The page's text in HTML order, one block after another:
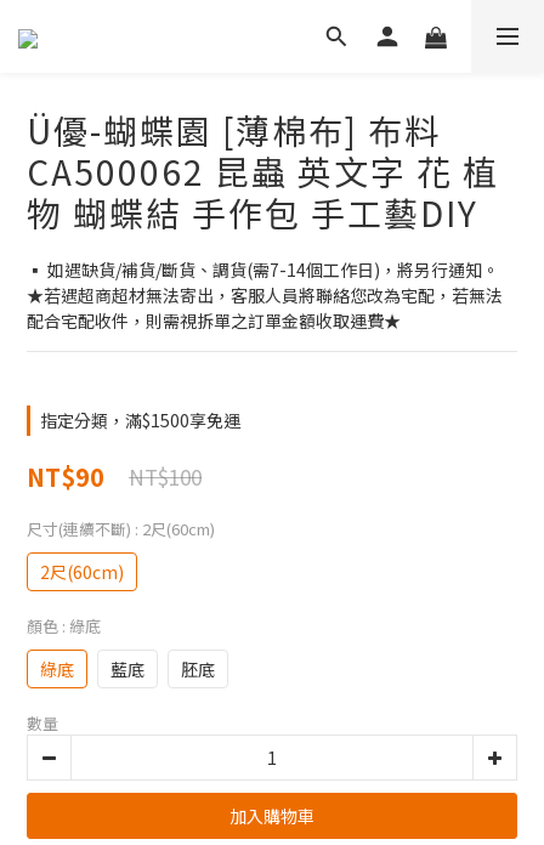
Ü優-蝴蝶園 [薄棉布] 布料
CA500062 昆蟲 英文字 花 植
物 蝴蝶結 手作包 手工藝DIY
▪ 如遇缺貨/補貨/斷貨、調貨(需7-14個工作日)，將另行通知。
★若遇超商超材無法寄出，客服人員將聯絡您改為宅配，若無法
配合宅配收件，則需視拆單之訂單金額收取運費★
指定分類，滿$1500享免運
NT$90 NT$100
尺寸(連續不斷) : 2尺(60cm)
2尺(60cm)
顏色 : 綠底
綠底 藍底 胚底
數量
加入購物車